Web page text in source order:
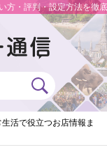
方・評判・設定方法を徹
生活で役立つお店情報ま